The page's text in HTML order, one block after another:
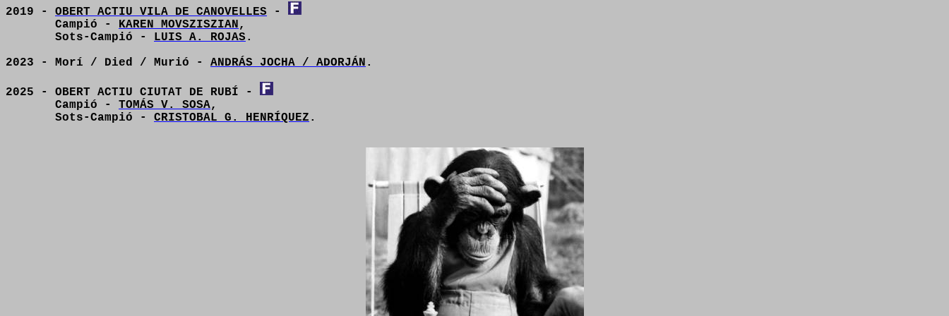
2019 - OBERT ACTIU VILA DE CANOVELLES -
Campió - KAREN MOVSZISZIAN,
Sots-Campió - LUIS A. ROJAS .
2023 - Morí / Died / Murió - ANDRÁS JOCHA / ADORJÁN .
2025 - OBERT ACTIU CIUTAT DE RUBÍ -
Campió - TOMÁS V. SOSA,
Sots-Campió - CRISTOBAL G. HENRÍQUEZ .